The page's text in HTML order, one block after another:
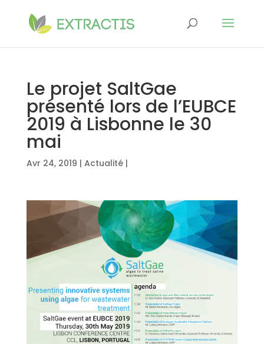
Le projet SaltGae
présenté lors de l’EUBCE
2019 à Lisbonne le 30
mai
Avr 24, 2019 | Actualité|